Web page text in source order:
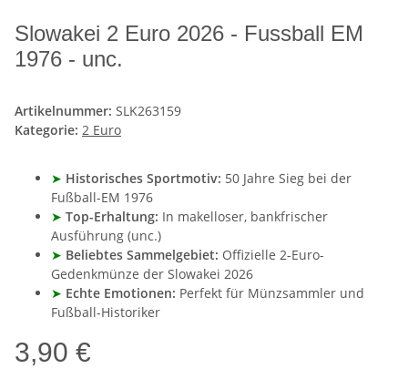
Slowakei 2 Euro 2026 - Fussball EM
1976 - unc.
Artikelnummer: SLK263159
Kategorie: 2 Euro
➤ Historisches Sportmotiv: 50 Jahre Sieg bei der
Fußball-EM 1976
➤ Top-Erhaltung: In makelloser, bankfrischer
Ausführung (unc.)
➤ Beliebtes Sammelgebiet: Offizielle 2-Euro-
Gedenkmünze der Slowakei 2026
➤ Echte Emotionen: Perfekt für Münzsammler und
Fußball-Historiker
3,90 €